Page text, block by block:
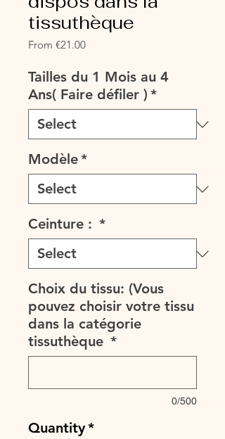
tissuthèque
From €21.00Sale
Tailles du 1 Mois au 4
Ans( Faire défiler ) *
Modèle*
Ceinture : *
Choix du tissu: (Vous
pouvez choisir votre tissu
dans la catégorie
tissuthèque *
0/500
Quantity*